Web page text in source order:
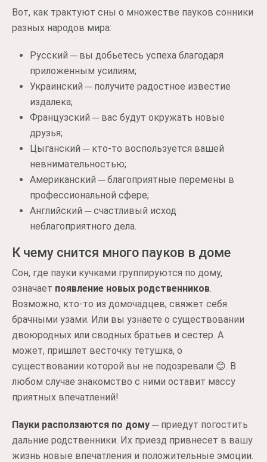
Вот, как трактуют сны о множестве пауков сонники
разных народов мира:
Русский ─ вы добьетесь успеха благодаря
приложенным усилиям;
Украинский ─ получите радостное известие
издалека;
Французский ─ вас будут окружать новые
друзья;
Цыганский ─ кто-то воспользуется вашей
невнимательностью;
Американский ─ благоприятные перемены в
профессиональной сфере;
Английский ─ счастливый исход
неблагоприятного дела.
К чему снится много пауков в доме
Сон, где пауки кучками группируются по дому,
означает появление новых родственников.
Возможно, кто-то из домочадцев, свяжет себя
брачными узами. Или вы узнаете о существовании
двоюродных или сводных братьев и сестер. А
может, пришлет весточку тетушка, о
существовании которой вы не подозревали 😊. В
любом случае знакомство с ними оставит массу
приятных впечатлений!
Пауки расползаются по дому ─ приедут погостить
дальние родственники. Их приезд привнесет в вашу
жизнь новые впечатления и положительные эмоции.